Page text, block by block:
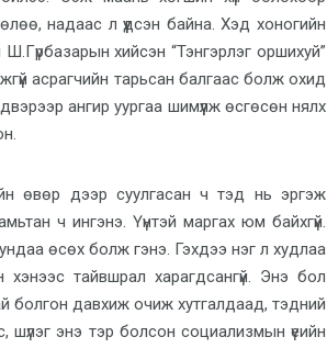
надаас л үүдсэн байна. Хэд хоногийн
хийсэн “Тэнгэрлэг оршихуй”
асрагчийн тарьсан балгаас болж охид
ангир уургаа шимүүлж өсгөсөн нялх
өвөр дээр суулгасан ч тэд нь эргэж
ч ингэнэ. Үүнтэй маргах юм байхгүй.
өсөх болж гэнэ. Гэхдээ нэг л худлаа
тайвшрал харагдсангүй. Энэ бол
болгон давхиж очиж хутгалдаад, тэдний
шүлэг энэ тэр болсон социализмын үеийн